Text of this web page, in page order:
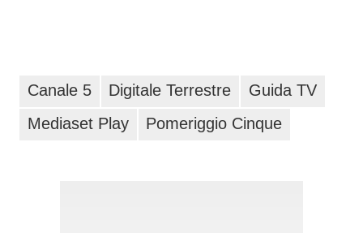
Canale 5 Digitale Terrestre
Guida TV
Mediaset Play
Pomeriggio Cinque